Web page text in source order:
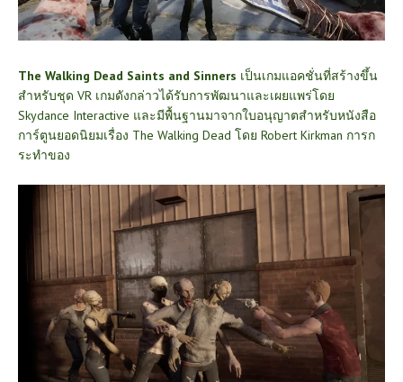
The Walking Dead Saints and Sinners เป็นเกมแอคชั่นที่สร้างขึ้น
สำหรับชุด VR เกมดังกล่าวได้รับการพัฒนาและเผยแพร่โดย
Skydance Interactive และมีพื้นฐานมาจากใบอนุญาตสำหรับหนังสือ
การ์ตูนยอดนิยมเรื่อง The Walking Dead โดย Robert Kirkman การก
ระทำของ